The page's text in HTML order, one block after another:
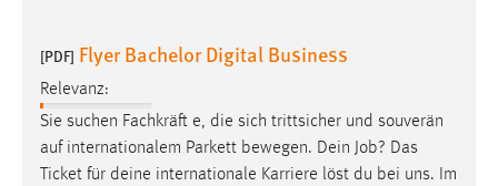
[PDF] Flyer Bachelor Digital Business
Relevanz:
Sie suchen Fachkräft e, die sich trittsicher und souverän
auf internationalem Parkett bewegen. Dein Job? Das
Ticket für deine internationale Karriere löst du bei uns. Im